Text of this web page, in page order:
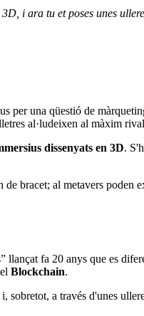
i ara tu et poses unes
per una qüestió de
al·ludeixen al màxim
dissenyats en 3D.
bracet; al metavers
llançat fa 20 anys que es
Blockchain.
sobretot, a través d'unes